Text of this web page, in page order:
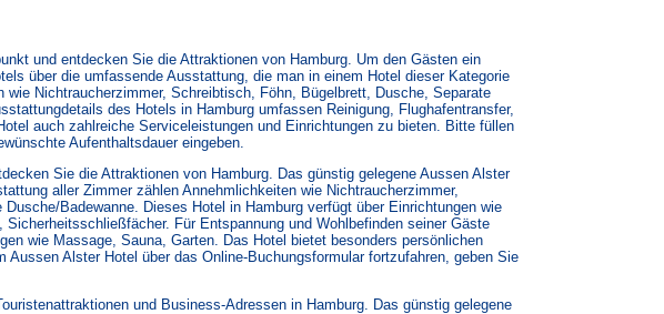
und entdecken Sie die Attraktionen von Hamburg. Um den Gästen ein
über die umfassende Ausstattung, die man in einem Hotel dieser Kategorie
Nichtraucherzimmer, Schreibtisch, Föhn, Bügelbrett, Dusche, Separate
des Hotels in Hamburg umfassen Reinigung, Flughafentransfer,
auch zahlreiche Serviceleistungen und Einrichtungen zu bieten. Bitte füllen
Aufenthaltsdauer eingeben.
Sie die Attraktionen von Hamburg. Das günstig gelegene Aussen Alster
aller Zimmer zählen Annehmlichkeiten wie Nichtraucherzimmer,
Badewanne. Dieses Hotel in Hamburg verfügt über Einrichtungen wie
Für Entspannung und Wohlbefinden seiner Gäste
wie Massage, Sauna, Garten. Das Hotel bietet besonders persönlichen
Alster Hotel über das Online-Buchungsformular fortzufahren, geben Sie
und Business-Adressen in Hamburg. Das günstig gelegene